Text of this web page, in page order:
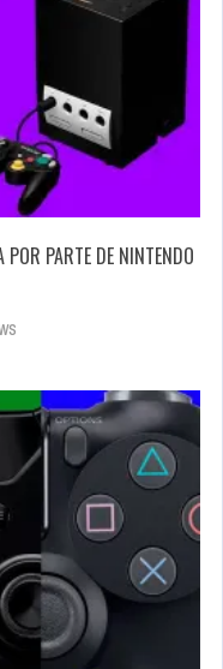
PARTE DE NINTENDO